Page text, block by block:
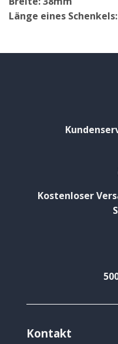
Länge eines
Kostenloser
Kontakt